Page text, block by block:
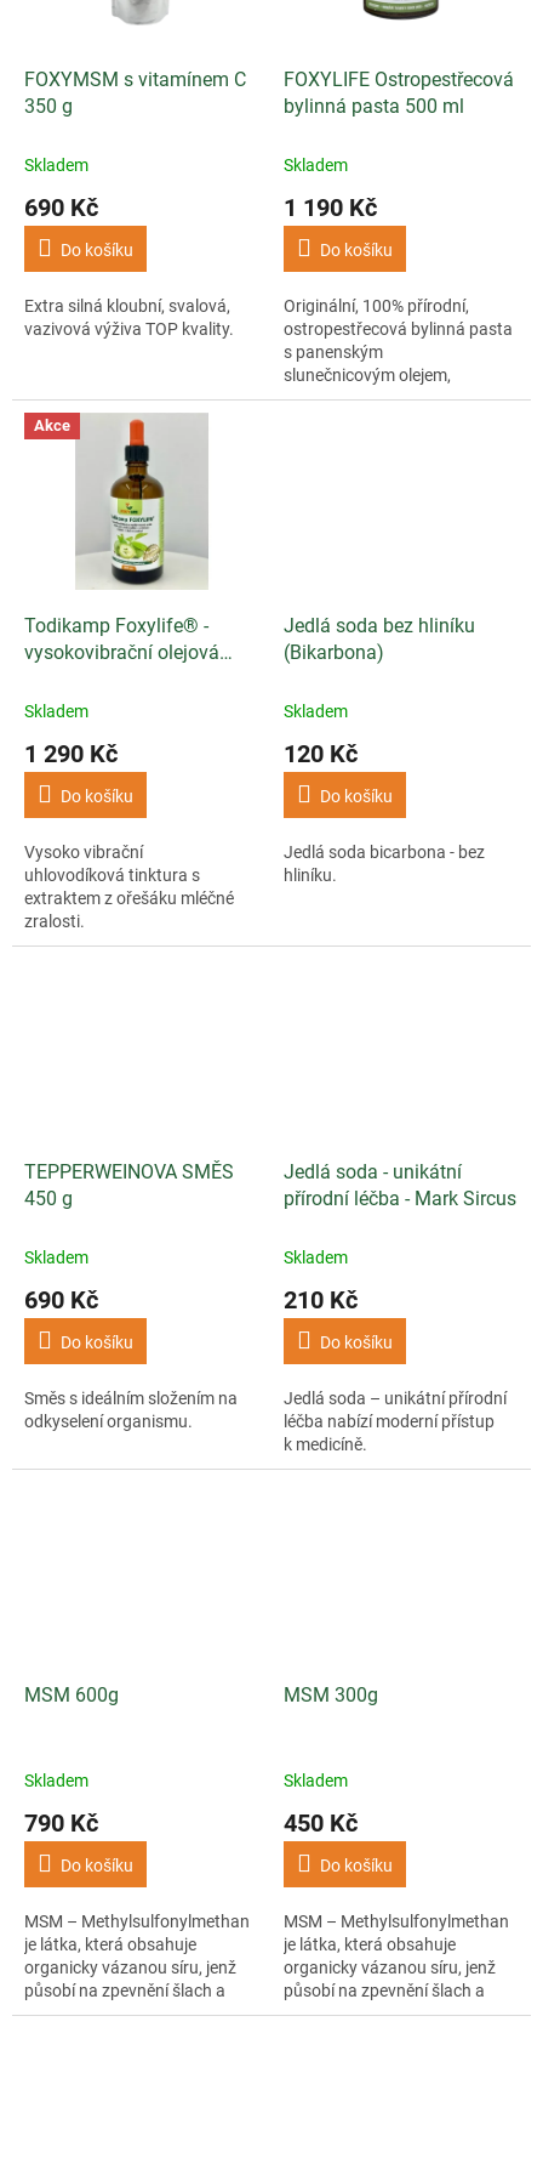
FOXYMSM s vitamínem C
350 g
Skladem
690 Kč
Do košíku
Extra silná kloubní, svalová,
vazivová výživa TOP kvality.
FOXYLIFE Ostropestřecová
bylinná pasta 500 ml
Skladem
1 190 Kč
Do košíku
Originální, 100% přírodní,
ostropestřecová bylinná pasta
s panenským
slunečnicovým olejem,
fenyklem, lopuchem a
Akce
Todikamp Foxylife® -
vysokovibrační olejová
Skladem
1 290 Kč
Do košíku
Vysoko vibrační
uhlovodíková tinktura s
extraktem z ořešáku mléčné
zralosti.
Jedlá soda bez hliníku
(Bikarbona)
Skladem
120 Kč
Do košíku
Jedlá soda bicarbona - bez
hliníku.
TEPPERWEINOVA SMĚS
450 g
Skladem
690 Kč
Do košíku
Směs s ideálním složením na
odkyselení organismu.
Jedlá soda - unikátní
přírodní léčba - Mark Sircus
Skladem
210 Kč
Do košíku
Jedlá soda – unikátní přírodní
léčba nabízí moderní přístup
k medicíně.
MSM 600g
Skladem
790 Kč
Do košíku
MSM – Methylsulfonylmethan
je látka, která obsahuje
organicky vázanou síru, jenž
působí na zpevnění šlach a
vazů a pozitivně působí na
MSM 300g
Skladem
450 Kč
Do košíku
MSM – Methylsulfonylmethan
je látka, která obsahuje
organicky vázanou síru, jenž
působí na zpevnění šlach a
vazů a pozitivně působí na